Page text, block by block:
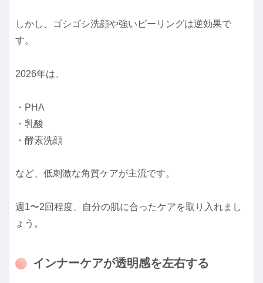
しかし、ゴシゴシ洗顔や強いピーリングは逆効果で
す。
2026年は、
・PHA
・乳酸
・酵素洗顔
など、低刺激な角質ケアが主流です。
週1〜2回程度、自分の肌に合ったケアを取り入れまし
ょう。
インナーケアが透明感を左右する